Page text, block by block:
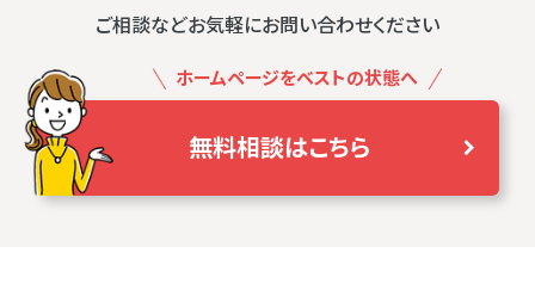
ご相談などお気軽にお問い合わせください
ホームページをベストの状態へ
無料相談はこちら